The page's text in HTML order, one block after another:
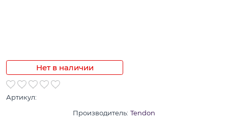
Нет в наличии
Артикул:
Производитель: Tendon